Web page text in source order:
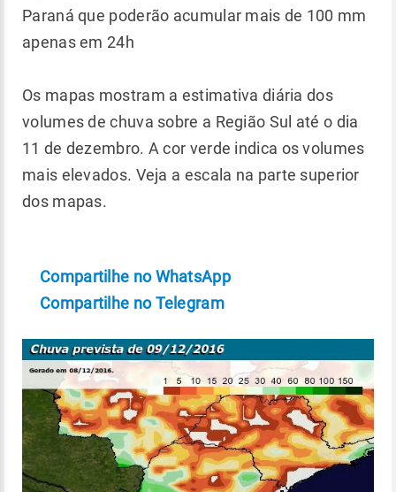
Paraná que poderão acumular mais de 100 mm
apenas em 24h
Os mapas mostram a estimativa diária dos
volumes de chuva sobre a Região Sul até o dia
11 de dezembro. A cor verde indica os volumes
mais elevados. Veja a escala na parte superior
dos mapas.
Compartilhe no WhatsApp
Compartilhe no Telegram